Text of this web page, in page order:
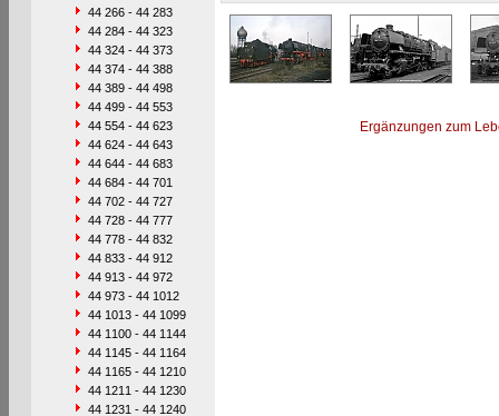
44 266 - 44 283
44 284 - 44 323
44 324 - 44 373
44 374 - 44 388
44 389 - 44 498
44 499 - 44 553
44 554 - 44 623
44 624 - 44 643
44 644 - 44 683
44 684 - 44 701
44 702 - 44 727
44 728 - 44 777
44 778 - 44 832
44 833 - 44 912
44 913 - 44 972
44 973 - 44 1012
44 1013 - 44 1099
44 1100 - 44 1144
44 1145 - 44 1164
44 1165 - 44 1210
44 1211 - 44 1230
44 1231 - 44 1240
Ergänzungen zum